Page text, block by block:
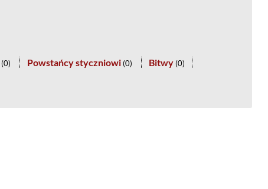
(0) Powstańcy styczniowi (0) Bitwy (0)